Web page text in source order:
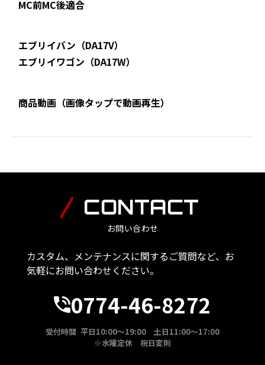
MC前MC後適合
エブリイバン（DA17V）
エブリイワゴン（DA17W）
商品動画（画像タップで動画再生）
CONTACT
お問い合わせ
カスタム、メンテナンスに関するご質問など、お
気軽にお問い合わせください。
0774-46-8272
受付時間 平日10:00～19:00 土日11:00～17:00
※水曜定休 祝日変則